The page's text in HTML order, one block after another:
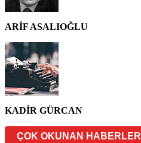
ARİF ASALIOĞLU
KADİR GÜRCAN
ÇOK OKUNAN HABERLER